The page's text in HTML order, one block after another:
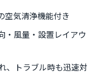
空気清浄機能付き
・風量・設置レイアウ
、トラブル時も迅速対